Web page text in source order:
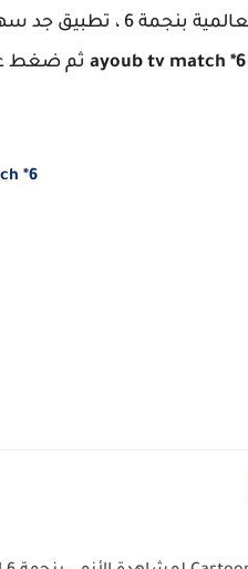
مباريات كرة القدم
ثم ضغط
*6